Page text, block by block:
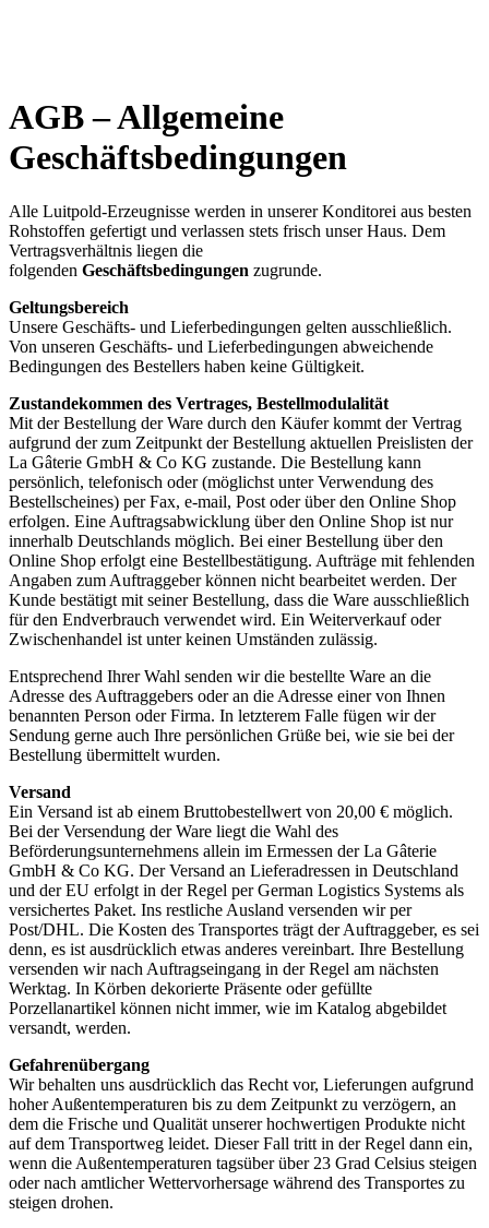
HOME
ONLINE-SHOP
KULTUR & VERANSTALTUNGEN
AKTUELLES
TISCHRESERVIERUNG & KARTE
KARRIERE
HOME
ONLINE-SHOP
KULTUR & VERANSTALTUNGEN
AKTUELLES
RESTAURANT & BAR
CONFISERIE & CAFE
HISTORIE
VERANSTALTUNGSSERVICE
KARRIERE
AGB – Allgemeine
Geschäftsbedingungen
Alle Luitpold-Erzeugnisse werden in unserer Konditorei aus besten
Rohstoffen gefertigt und verlassen stets frisch unser Haus. Dem
Vertragsverhältnis liegen die
folgenden Geschäftsbedingungen zugrunde.
Geltungsbereich
Unsere Geschäfts- und Lieferbedingungen gelten ausschließlich.
Von unseren Geschäfts- und Lieferbedingungen abweichende
Bedingungen des Bestellers haben keine Gültigkeit.
Zustandekommen des Vertrages, Bestellmodulalität
Mit der Bestellung der Ware durch den Käufer kommt der Vertrag
aufgrund der zum Zeitpunkt der Bestellung aktuellen Preislisten der
La Gâterie GmbH & Co KG zustande. Die Bestellung kann
persönlich, telefonisch oder (möglichst unter Verwendung des
Bestellscheines) per Fax, e-mail, Post oder über den Online Shop
erfolgen. Eine Auftragsabwicklung über den Online Shop ist nur
innerhalb Deutschlands möglich. Bei einer Bestellung über den
Online Shop erfolgt eine Bestellbestätigung. Aufträge mit fehlenden
Angaben zum Auftraggeber können nicht bearbeitet werden. Der
Kunde bestätigt mit seiner Bestellung, dass die Ware ausschließlich
für den Endverbrauch verwendet wird. Ein Weiterverkauf oder
Zwischenhandel ist unter keinen Umständen zulässig.
Entsprechend Ihrer Wahl senden wir die bestellte Ware an die
Adresse des Auftraggebers oder an die Adresse einer von Ihnen
benannten Person oder Firma. In letzterem Falle fügen wir der
Sendung gerne auch Ihre persönlichen Grüße bei, wie sie bei der
Bestellung übermittelt wurden.
Versand
Ein Versand ist ab einem Bruttobestellwert von 20,00 € möglich.
Bei der Versendung der Ware liegt die Wahl des
Beförderungsunternehmens allein im Ermessen der La Gâterie
GmbH & Co KG. Der Versand an Lieferadressen in Deutschland
und der EU erfolgt in der Regel per German Logistics Systems als
versichertes Paket. Ins restliche Ausland versenden wir per
Post/DHL. Die Kosten des Transportes trägt der Auftraggeber, es sei
denn, es ist ausdrücklich etwas anderes vereinbart. Ihre Bestellung
versenden wir nach Auftragseingang in der Regel am nächsten
Werktag. In Körben dekorierte Präsente oder gefüllte
Porzellanartikel können nicht immer, wie im Katalog abgebildet
versandt, werden.
Gefahrenübergang
Wir behalten uns ausdrücklich das Recht vor, Lieferungen aufgrund
hoher Außentemperaturen bis zu dem Zeitpunkt zu verzögern, an
dem die Frische und Qualität unserer hochwertigen Produkte nicht
auf dem Transportweg leidet. Dieser Fall tritt in der Regel dann ein,
wenn die Außentemperaturen tagsüber über 23 Grad Celsius steigen
oder nach amtlicher Wettervorhersage während des Transportes zu
steigen drohen.